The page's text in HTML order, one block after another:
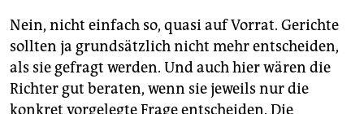
Nein, nicht einfach so, quasi auf Vorrat. Gerichte
sollten ja grundsätzlich nicht mehr entscheiden,
als sie gefragt werden. Und auch hier wären die
Richter gut beraten, wenn sie jeweils nur die
konkret vorgelegte Frage entscheiden. Die